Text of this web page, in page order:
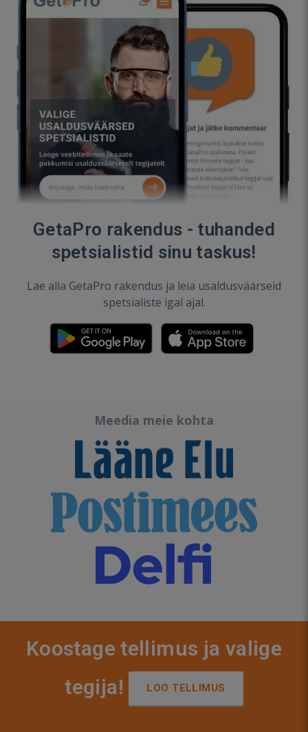
GetaPro rakendus - tuhanded
spetsialistid sinu taskus!
Lae alla GetaPro rakendus ja leia usaldusväärseid
spetsialiste igal ajal.
Meedia meie kohta
Koostage tellimus ja valige
tegija!
LOO TELLIMUS